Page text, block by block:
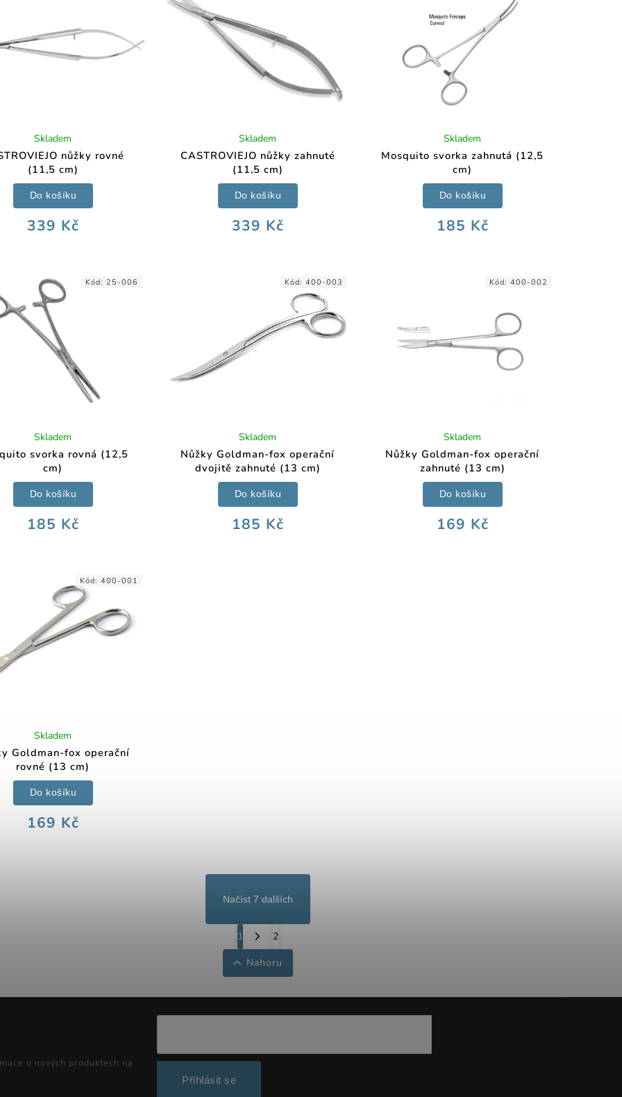
nůžky rovné
(11,5 cm)
Skladem
339 Kč
Do košíku
CASTROVIEJO nůžky zahnuté
(11,5 cm)
Skladem
339 Kč
Do košíku
Mosquito svorka zahnutá (12,5
cm)
Skladem
185 Kč
Do košíku
svorka rovná (12,5
cm)
Skladem
185 Kč
Do košíku
Kód:25-006
Nůžky Goldman-fox operační
dvojitě zahnuté (13 cm)
Skladem
185 Kč
Do košíku
Kód:400-003
Nůžky Goldman-fox operační
zahnuté (13 cm)
Skladem
169 Kč
Do košíku
Kód:400-002
Goldman-fox operační
rovné (13 cm)
Skladem
169 Kč
Do košíku
Kód:400-001
Načíst 7 dalších
1
2
Nahoru
o nových produktech na
Přihlásit se